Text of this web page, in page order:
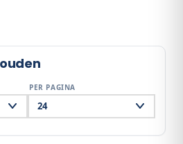
PER PAGINA